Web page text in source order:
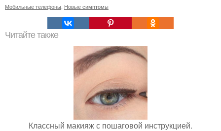
Мобильные телефоны Новые симптомы
Читайте также
Классный макияж с пошаговой инструкцией.